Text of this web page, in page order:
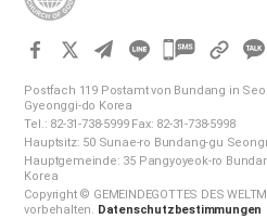
카
오
공
하
Postfach 119 Postamt von Bundang in
Gyeonggi-do Korea
Tel.: 82-31-738-5999 Fax: 82-31-738-5998
Hauptsitz: 50 Sunae-ro Bundang-gu
Hauptgemeinde: 35 Pangyoyeok-ro
Korea
Copyright © GEMEINDEGOTTES DES
vorbehalten. Datenschutzbestimmungen